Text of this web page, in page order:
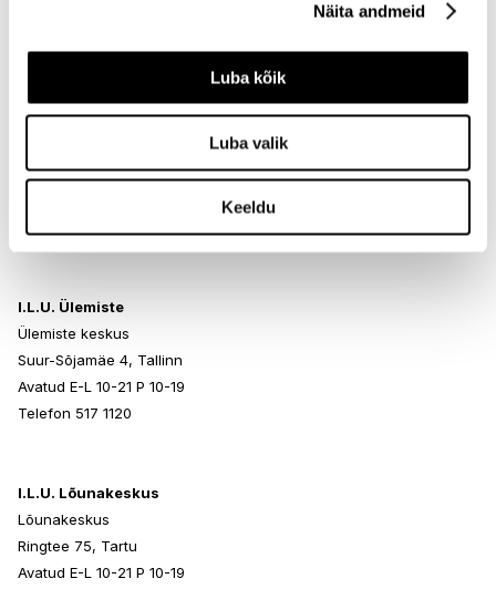
Näita andmeid
Luba kõik
Luba valik
Keeldu
I.L.U. Rocca al Mare
Rocca al Mare Kaubanduskeskus
Paldiski mnt 102, Tallinn
I.L.U. Ülemiste
Ülemiste keskus
Suur-Sõjamäe 4, Tallinn
Avatud E-L 10-21 P 10-19
Telefon 517 1120
I.L.U. Lõunakeskus
Lõunakeskus
Ringtee 75, Tartu
Avatud E-L 10-21 P 10-19